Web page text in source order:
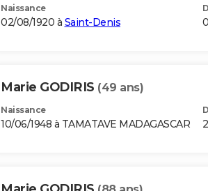
Naissance
02/08/1920 à Saint-Denis
Marie GODIRIS (49 ans)
Naissance
10/06/1948 à TAMATAVE MADAGASCAR